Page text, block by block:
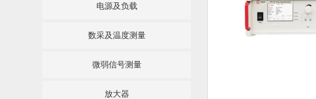
电源及负载
数采及温度测量
微弱信号测量
放大器